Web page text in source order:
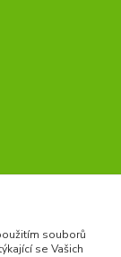
souborů
se Vašich